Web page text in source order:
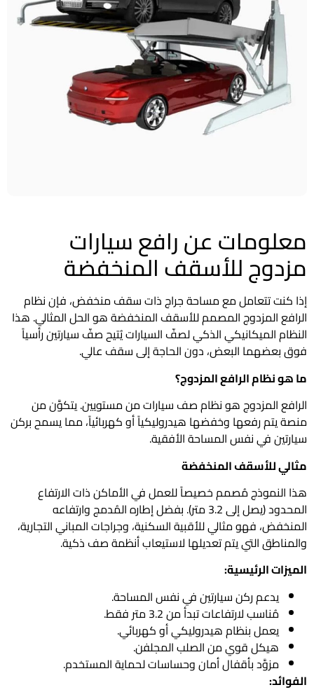
معلومات عن رافع سيارات
مزدوج للأسقف المنخفضة
إذا كنت تتعامل مع مساحة جراج ذات سقف منخفض، فإن نظام
الرافع المزدوج المصمم للأسقف المنخفضة هو الحل المثالي. هذا
النظام الميكانيكي الذكي لصفّ السيارات يُتيح صفّ سيارتين رأسياً
فوق بعضهما البعض، دون الحاجة إلى سقف عالي.
ما هو نظام الرافع المزدوج؟
الرافع المزدوج هو نظام صف سيارات من مستويين. يتكوَّن من
منصة يتم رفعها وخفضها هيدروليكياً أو كهربائياً، مما يسمح بركن
سيارتين في نفس المساحة الأفقية.
مثالي للأسقف المنخفضة
هذا النموذج مُصمم خصيصاً للعمل في الأماكن ذات الارتفاع
المحدود (يصل إلى 3.2 متر). بفضل إطاره المُدمج وارتفاعه
المنخفض، فهو مثالي للأقبية السكنية، وجراجات المباني التجارية،
والمناطق التي يتم تعديلها لاستيعاب أنظمة صف ذكية.
الميزات الرئيسية:
يدعم ركن سيارتين في نفس المساحة.
مُناسب لارتفاعات تبدأ من 3.2 متر فقط.
يعمل بنظام هيدروليكي أو كهربائي.
هيكل قوي من الصلب المجلفن.
مزوَّد بأقفال أمان وحساسات لحماية المستخدم.
الفوائد: